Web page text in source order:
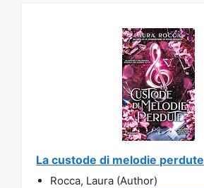
La custode di melodie perdute
Rocca, Laura (Author)